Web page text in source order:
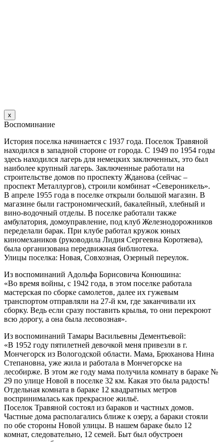
х
Воспоминание
История поселка начинается с 1937 года. Поселок Травяной
находился в западной стороне от города. С 1949 по 1954 годы
здесь находился лагерь для немецких заключенных, это был
наиболее крупный лагерь. Заключенные работали на
строительстве домов по проспекту Жданова (сейчас –
проспект Металлургов), строили комбинат «Североникель».
В апреле 1955 года в поселке открыли большой магазин. B
магазине были гастрономический, бакалейный, хлебный и
вино-водочный отделы. В поселке работали также
амбулатория, домоуправление, под клуб Железнодорожников
переделали барак. При клубе работал кружок юных
киномехаников (руководила Лидия Сергеевна Коротяева),
была организована передвижная библиотека.
Улицы поселка: Новая, Совхозная, Озерный переулок.
Из воспоминаний Адольфа Борисовича Конюшина:
«Во время войны, с 1942 года, в этом поселке работала
мастерская по сборке самолетов, далее их гужевым
транспортом отправляли на 27-й км, где заканчивали их
сборку. Ведь если сразу поставить крылья, то они перекроют
всю дорогу, а она была лесовозная».
Из воспоминаний Тамары Васильевны Дементьевой:
«В 1952 году пятилетней девочкой меня привезли в г.
Мончегорск из Вологодской области. Мама, Брюханова Нина
Степановна, уже жила и работала в Мончегорске на
лесобирже. В этом же году мама получила комнату в бараке №
29 по улице Новой в поселке 32 км. Какая это была радость!
Отдельная комната в бараке 12 квадратных метров
воспринималась как прекрасное жильё.
Поселок Травяной состоял из бараков и частных домов.
Частные дома располагались ближе к озеру, а бараки стояли
по обе стороны Новой улицы. В нашем бараке было 12
комнат, следовательно, 12 семей. Быт был обустроен